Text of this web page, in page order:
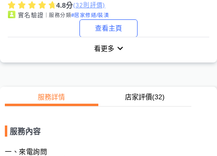
4.8分(32 則評價)
實名驗證 ｜服務分類#居家修繕/裝潢
查看主頁
看更多
服務詳情 店家評價(32)
服務內容
一、來電詢問